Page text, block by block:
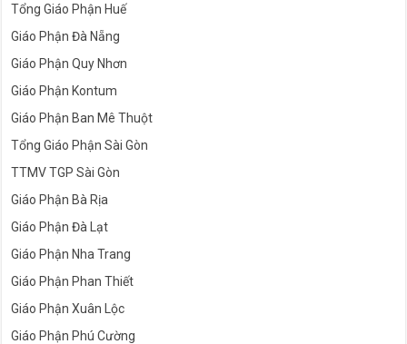
Tổng Giáo Phận Huế
Giáo Phận Đà Nẵng
Giáo Phận Quy Nhơn
Giáo Phận Kontum
Giáo Phận Ban Mê Thuột
Tổng Giáo Phận Sài Gòn
TTMV TGP Sài Gòn
Giáo Phận Bà Rịa
Giáo Phận Đà Lạt
Giáo Phận Nha Trang
Giáo Phận Phan Thiết
Giáo Phận Xuân Lộc
Giáo Phận Phú Cường